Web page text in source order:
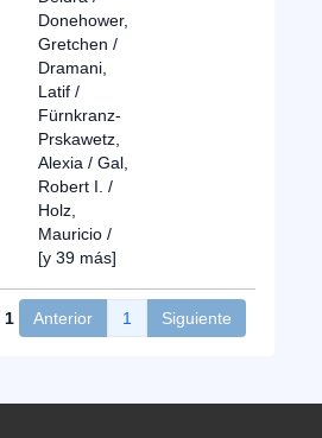
Donehower,
Gretchen /
Dramani,
Latif /
Fürnkranz-
Prskawetz,
Alexia / Gal,
Robert I. /
Holz,
Mauricio /
[y 39 más]
1 Anterior 1 Siguiente